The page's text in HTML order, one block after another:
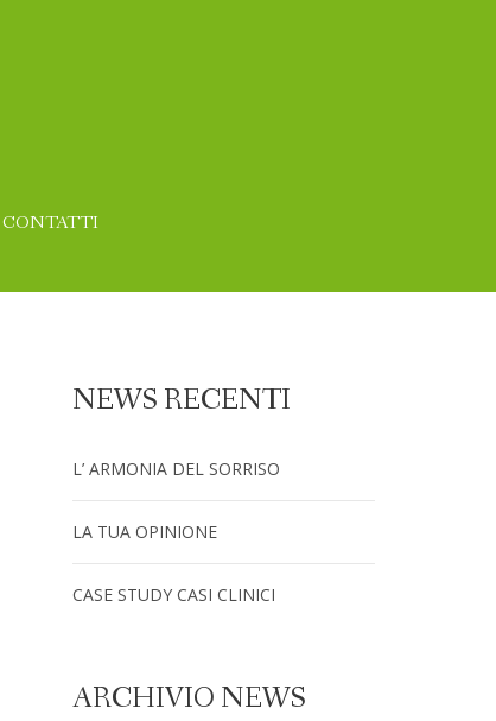
CONTATTI
NEWS RECENTI
L’ ARMONIA DEL SORRISO
LA TUA OPINIONE
CASE STUDY CASI CLINICI
ARCHIVIO NEWS